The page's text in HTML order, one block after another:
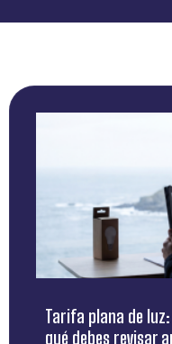
Tarifa plana de
qué debes revisar